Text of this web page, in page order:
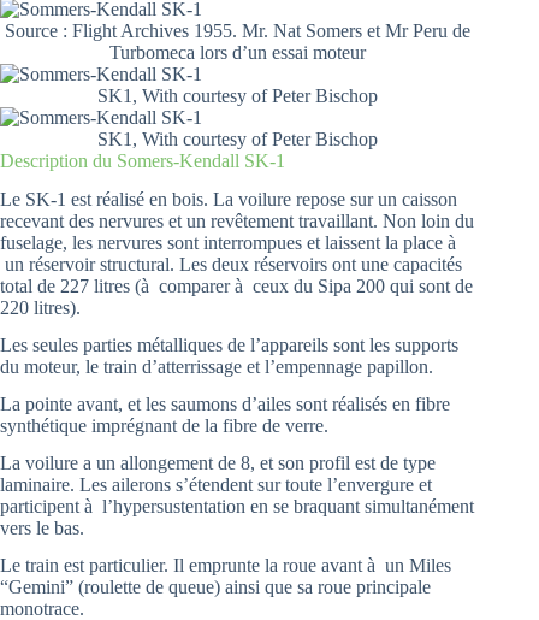
Source : Flight Archives 1955. Mr. Nat Somers et Mr Peru de
Turbomeca lors d’un essai moteur
SK1, With courtesy of Peter Bischop
SK1, With courtesy of Peter Bischop
Description du Somers-Kendall SK-1
Le SK-1 est réalisé en bois. La voilure repose sur un caisson
recevant des nervures et un revêtement travaillant. Non loin du
fuselage, les nervures sont interrompues et laissent la place à
un réservoir structural. Les deux réservoirs ont une capacités
total de 227 litres (à comparer à ceux du Sipa 200 qui sont de
220 litres).
Les seules parties métalliques de l’appareils sont les supports
du moteur, le train d’atterrissage et l’empennage papillon.
La pointe avant, et les saumons d’ailes sont réalisés en fibre
synthétique imprégnant de la fibre de verre.
La voilure a un allongement de 8, et son profil est de type
laminaire. Les ailerons s’étendent sur toute l’envergure et
participent à l’hypersustentation en se braquant simultanément
vers le bas.
Le train est particulier. Il emprunte la roue avant à un Miles
“Gemini” (roulette de queue) ainsi que sa roue principale
monotrace.